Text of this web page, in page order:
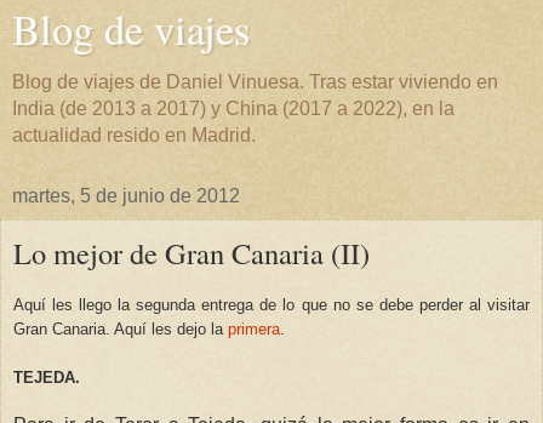
Blog de viajes
Blog de viajes de Daniel Vinuesa. Tras estar viviendo en
India (de 2013 a 2017) y China (2017 a 2022), en la
actualidad resido en Madrid.
martes, 5 de junio de 2012
Lo mejor de Gran Canaria (II)
Aquí les llego la segunda entrega de lo que no se debe perder al visitar
Gran Canaria. Aquí les dejo la primera
TEJEDA.